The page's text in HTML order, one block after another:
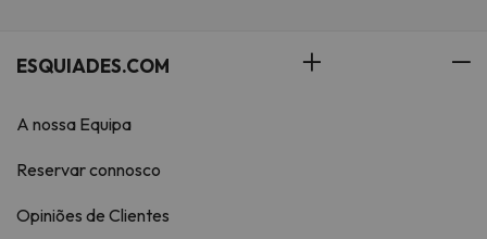
ESQUIADES.COM
A nossa Equipa
Reservar connosco
Opiniões de Clientes